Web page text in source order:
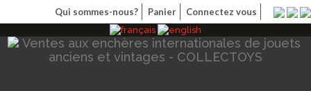
Qui sommes-nous? Panier Connectez vous